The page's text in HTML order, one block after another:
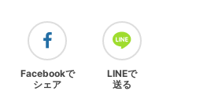
Facebookで
シェア
LINEで
送る